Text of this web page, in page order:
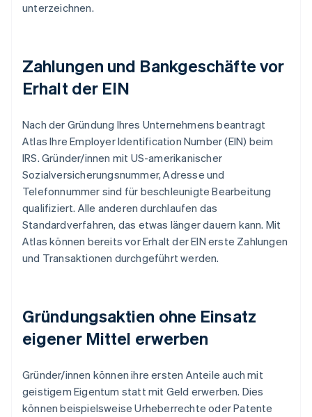
unterzeichnen.
Zahlungen und Bankgeschäfte vor
Erhalt der EIN
Nach der Gründung Ihres Unternehmens beantragt
Atlas Ihre Employer Identification Number (EIN) beim
IRS. Gründer/innen mit US-amerikanischer
Sozialversicherungsnummer, Adresse und
Telefonnummer sind für beschleunigte Bearbeitung
qualifiziert. Alle anderen durchlaufen das
Standardverfahren, das etwas länger dauern kann. Mit
Atlas können bereits vor Erhalt der EIN erste Zahlungen
und Transaktionen durchgeführt werden.
Gründungsaktien ohne Einsatz
eigener Mittel erwerben
Gründer/innen können ihre ersten Anteile auch mit
geistigem Eigentum statt mit Geld erwerben. Dies
können beispielsweise Urheberrechte oder Patente